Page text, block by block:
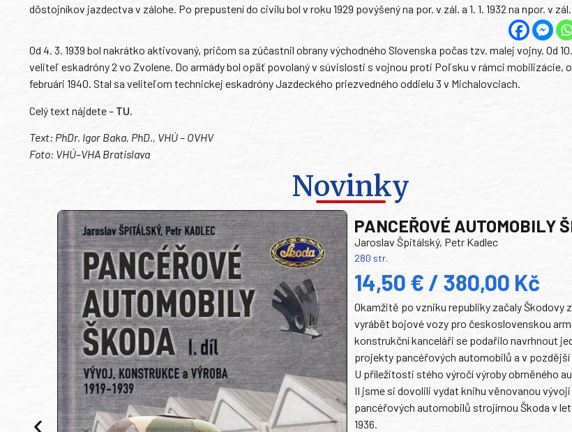
dôstojníkov jazdectva v zálohe. Po prepustení do civilu bol v roku 1929 povýšený na por. v zál. a 1. 1. 1932 na npor. v zál.
Od 4. 3. 1939 bol nakrátko aktivovaný, pričom sa zúčastnil obrany východného Slovenska počas tzv. malej vojny. Od 10.
veliteľ eskadróny 2 vo Zvolene. Do armády bol opäť povolaný v súvislosti s vojnou proti Poľsku v rámci mobilizácie,
februári 1940. Stal sa veliteľom technickej eskadróny Jazdeckého priezvedného oddielu 3 v Michalovciach.
Celý text nájdete – TU
Text: PhDr. Igor Baka, PhD., VHÚ – OVHV
Foto: VHÚ–VHA Bratislava
Novinky
PANCEŘOVÉ AUTOMOBILY
Jaroslav Špitálský, Petr Kadlec
280 str.
14,50 € / 380,00 Kč
Okamžitě po vzniku republiky začaly Škodovy
vyrábět bojové vozy pro československou
konstrukční kanceláři se podařilo navrhnout
projekty pancéřových automobilů a v
U příležitosti stého výročí výroby obrněného
II jsme si dovolili vydat knihu věnovanou vývoji
pancéřových automobilů strojírnou Škoda v
1936.